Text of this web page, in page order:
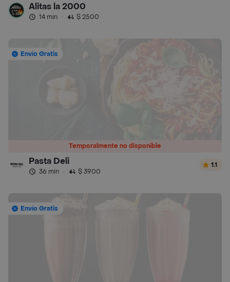
Alitas la 2000
14 min · $ 2500
Temporalmente no disponible
Envío Gratis
Pasta Deli
36 min · $ 3900
1.1
Envío Gratis